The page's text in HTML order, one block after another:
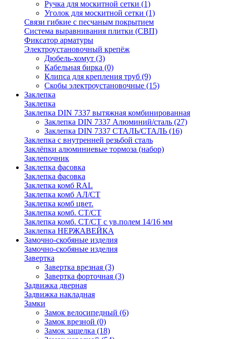
Ручка для москитной сетки (1)
Уголок для москитной сетки (1)
Связи гибкие с песчаным покрытием
Система выравнивания плитки (СВП)
Фиксатор арматуры
Электроустановочный крепёж
Дюбель-хомут (3)
Кабельная бирка (0)
Клипса для крепления труб (9)
Скобы электроустановочные (15)
Заклепка
Заклепка
Заклепка DIN 7337 вытяжная комбинированная
Заклепка DIN 7337 Алюминий/сталь (27)
Заклепка DIN 7337 СТАЛЬ/СТАЛЬ (16)
Заклепка с внутренней резьбой сталь
Заклёпки алюминиевые тормоза (набор)
Заклепочник
Заклепка фасовка
Заклепка фасовка
Заклепка комб RAL
Заклепка комб АЛ/СТ
Заклепка комб цвет.
Заклепка комб. СТ/СТ
Заклепка комб. СТ/СТ с ув.полем 14/16 мм
Заклепка НЕРЖАВЕЙКА
Замочно-скобяные изделия
Замочно-скобяные изделия
Завертка
Завертка врезная (3)
Завертка форточная (3)
Задвижка дверная
Задвижка накладная
Замки
Замок велосипедный (6)
Замок врезной (0)
Замок защелка (18)